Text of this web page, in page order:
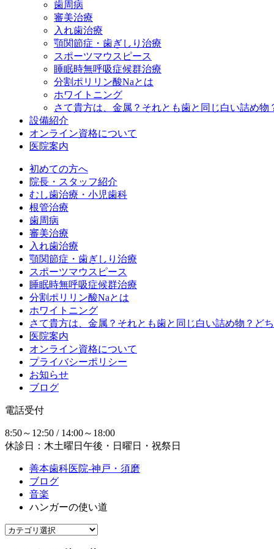
歯周病
審美治療
入れ歯治療
顎関節症・歯ぎしり治療
スポーツマウスピース
睡眠時無呼吸症候群治療
分割ポリリン酸Naとは
ホワイトニング
さて貴方は、金属？それとも歯と同じ白い詰め物
設備紹介
オンライン資格について
医院案内
初めての方へ
院長・スタッフ紹介
むし歯治療・小児歯科
根管治療
歯周病
審美治療
入れ歯治療
顎関節症・歯ぎしり治療
スポーツマウスピース
睡眠時無呼吸症候群治療
分割ポリリン酸Naとは
ホワイトニング
さて貴方は、金属？それとも歯と同じ白い詰め物？ど
医院案内
オンライン資格について
プライバシーポリシー
お知らせ
ブログ
電話受付
8:50～12:50 / 14:00～18:00
休診日：木土曜日午後・日曜日・祝祭日
善本歯科医院-神戸・須磨
ブログ
音楽
ハンガーの使い道